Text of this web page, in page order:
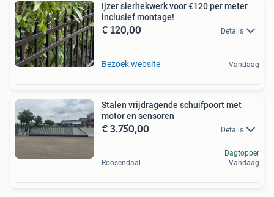
Ijzer sierhekwerk voor €120 per meter
inclusief montage!
€ 120,00 Details
Bezoek website Vandaag
Stalen vrijdragende schuifpoort met
motor en sensoren
€ 3.750,00 Details
Roosendaal
Dagtopper
Vandaag